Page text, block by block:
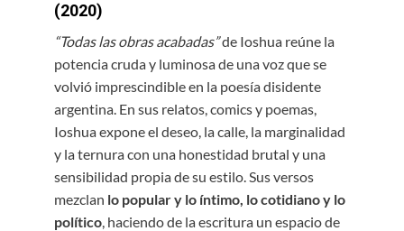
(2020)
“Todas las obras acabadas”de Ioshua reúne la
potencia cruda y luminosa de una voz que se
volvió imprescindible en la poesía disidente
argentina. En sus relatos, comics y poemas,
Ioshua expone el deseo, la calle, la marginalidad
y la ternura con una honestidad brutal y una
sensibilidad propia de su estilo. Sus versos
mezclan lo popular y lo íntimo, lo cotidiano y lo
político, haciendo de la escritura un espacio de